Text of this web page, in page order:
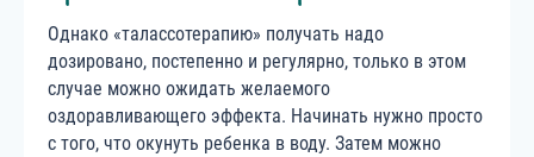
Однако «талассотерапию» получать надо
дозировано, постепенно и регулярно, только в этом
случае можно ожидать желаемого
оздоравливающего эффекта. Начинать нужно просто
с того, что окунуть ребенка в воду. Затем можно